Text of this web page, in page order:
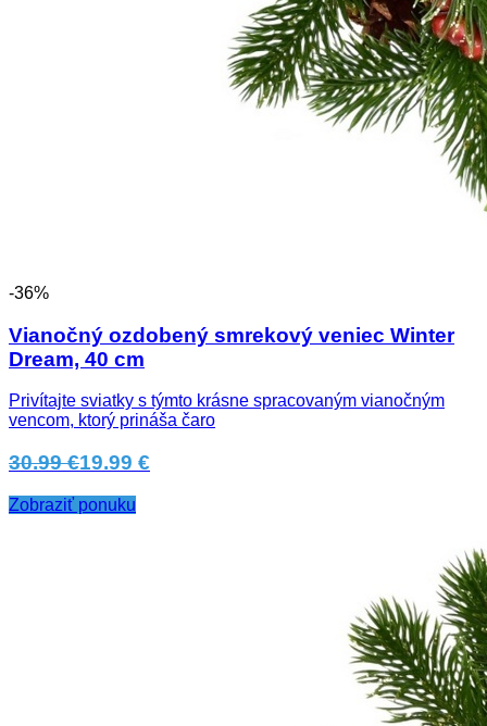
-36%
Vianočný ozdobený smrekový veniec Winter
Dream, 40 cm
Privítajte sviatky s týmto krásne spracovaným vianočným
vencom, ktorý prináša čaro
30.99 €19.99 €
Zobraziť ponuku